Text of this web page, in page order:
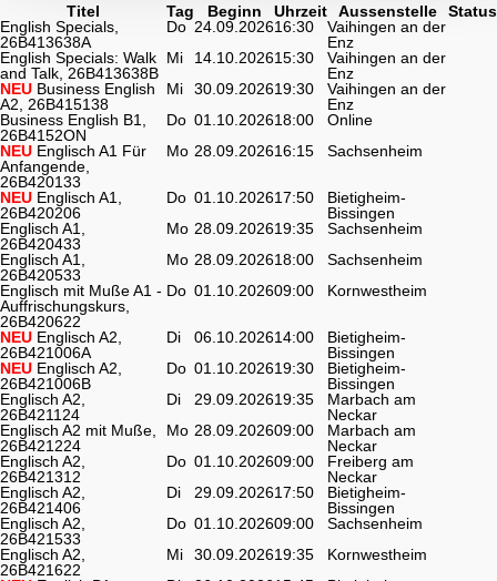
Titel Tag Beginn Uhrzeit Aussenstelle
Status
English Specials,
26B413638A
Do 24.09.202616:30
Vaihingen an der
Enz
English Specials: Walk
and Talk, 26B413638B
Mi 14.10.202615:30
Vaihingen an der
Enz
NEU Business English
A2, 26B415138
Mi 30.09.202619:30
Vaihingen an der
Enz
Business English B1,
26B4152ON
Do 01.10.202618:00
Online
NEU Englisch A1 Für
Anfangende,
26B420133
Mo 28.09.202616:15 Sachsenheim
NEU Englisch A1,
26B420206
Do 01.10.202617:50
Bietigheim-
Bissingen
Englisch A1,
26B420433
Mo 28.09.202619:35
Sachsenheim
Englisch A1,
26B420533
Mo 28.09.202618:00
Sachsenheim
Englisch mit Muße A1 -
Auffrischungskurs,
26B420622
Do 01.10.202609:00 Kornwestheim
NEU Englisch A2,
26B421006A
Di 06.10.202614:00
Bietigheim-
Bissingen
NEU Englisch A2,
26B421006B
Do 01.10.202619:30
Bietigheim-
Bissingen
Englisch A2,
26B421124
Di 29.09.202619:35
Marbach am
Neckar
Englisch A2 mit Muße,
26B421224
Mo 28.09.202609:00
Marbach am
Neckar
Englisch A2,
26B421312
Do 01.10.202609:00
Freiberg am
Neckar
Englisch A2,
26B421406
Di 29.09.202617:50
Bietigheim-
Bissingen
Englisch A2,
26B421533
Do 01.10.202609:00
Sachsenheim
Englisch A2,
26B421622
Mi 30.09.202619:35
Kornwestheim